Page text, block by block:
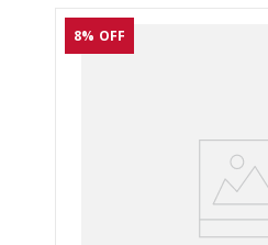
8% OFF